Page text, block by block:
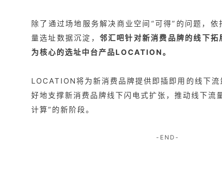
除了通过场地服务解决商业空间“可得”的问题，
量选址数据沉淀， 邻汇吧针对新消费品牌的线下
为核心的选址中台产品LOCATION。
LOCATION将为新消费品牌提供即插即用的线下
好地支撑新消费品牌线下闪电式扩张，推动线下流
计算”的新阶段。
-END-